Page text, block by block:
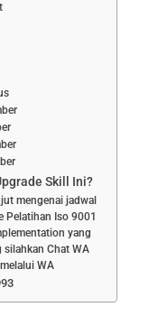
Skill Ini?
mengenai jadwal
Pelatihan Iso 9001
yang
Chat WA
WA